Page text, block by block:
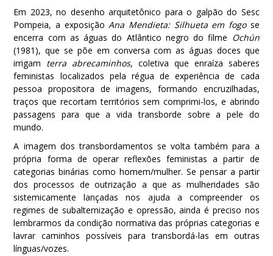
Em 2023, no desenho arquitetônico para o galpão do Sesc
Pompeia, a exposiçãoAna Mendieta: Silhueta em fogose
encerra com as águas do Atlântico negro do filme Ochún
(1981), que se põe em conversa com as águas doces que
irrigam terra abrecaminhos, coletiva que enraíza saberes
feministas localizados pela régua de experiência de cada
pessoa propositora de imagens, formando encruzilhadas,
traços que recortam territórios sem comprimi-los, e abrindo
passagens para que a vida transborde sobre a pele do
mundo.
A imagem dos transbordamentos se volta também para a
própria forma de operar reflexões feministas a partir de
categorias binárias como homem/mulher. Se pensar a partir
dos processos de outrização a que as mulheridades são
sistemicamente lançadas nos ajuda a compreender os
regimes de subalternização e opressão, ainda é preciso nos
lembrarmos da condição normativa das próprias categorias e
lavrar caminhos possíveis para transbordá-las em outras
línguas/vozes.